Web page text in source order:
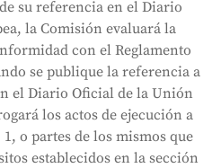
su referencia en el Diario
la Comisión evaluará la
con el Reglamento
se publique la referencia a
el Diario Oficial de la Unión
los actos de ejecución a
o partes de los mismos que
establecidos en la sección